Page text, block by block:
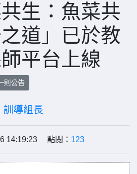
生：魚菜共
道」已於教
平台上線
則公告
訓導組長
14:19:23 點閱： 123